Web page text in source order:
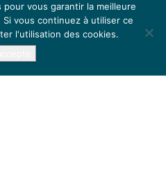
vous garantir la meilleure
vous continuez à utiliser ce
l'utilisation des cookies.